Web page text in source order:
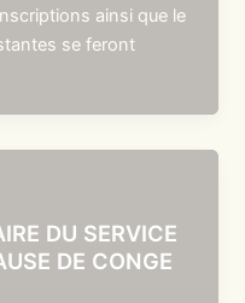
ainsi que le
se feront
DU SERVICE
DE CONGE